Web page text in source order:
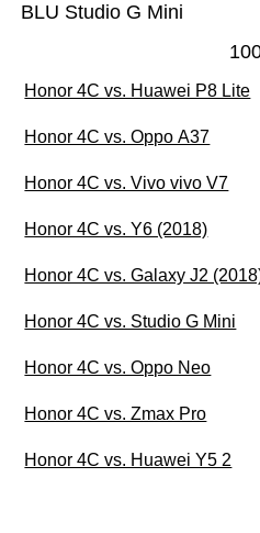
BLU Studio G Mini
Honor 4C vs. Huawei P8 Lite
Honor 4C vs. Oppo A37
Honor 4C vs. Vivo vivo V7
Honor 4C vs. Y6 (2018)
Honor 4C vs. Galaxy J2
Honor 4C vs. Studio G Mini
Honor 4C vs. Oppo Neo
Honor 4C vs. Zmax Pro
Honor 4C vs. Huawei Y5 2